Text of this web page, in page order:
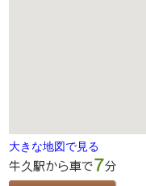
大きな地図で見る